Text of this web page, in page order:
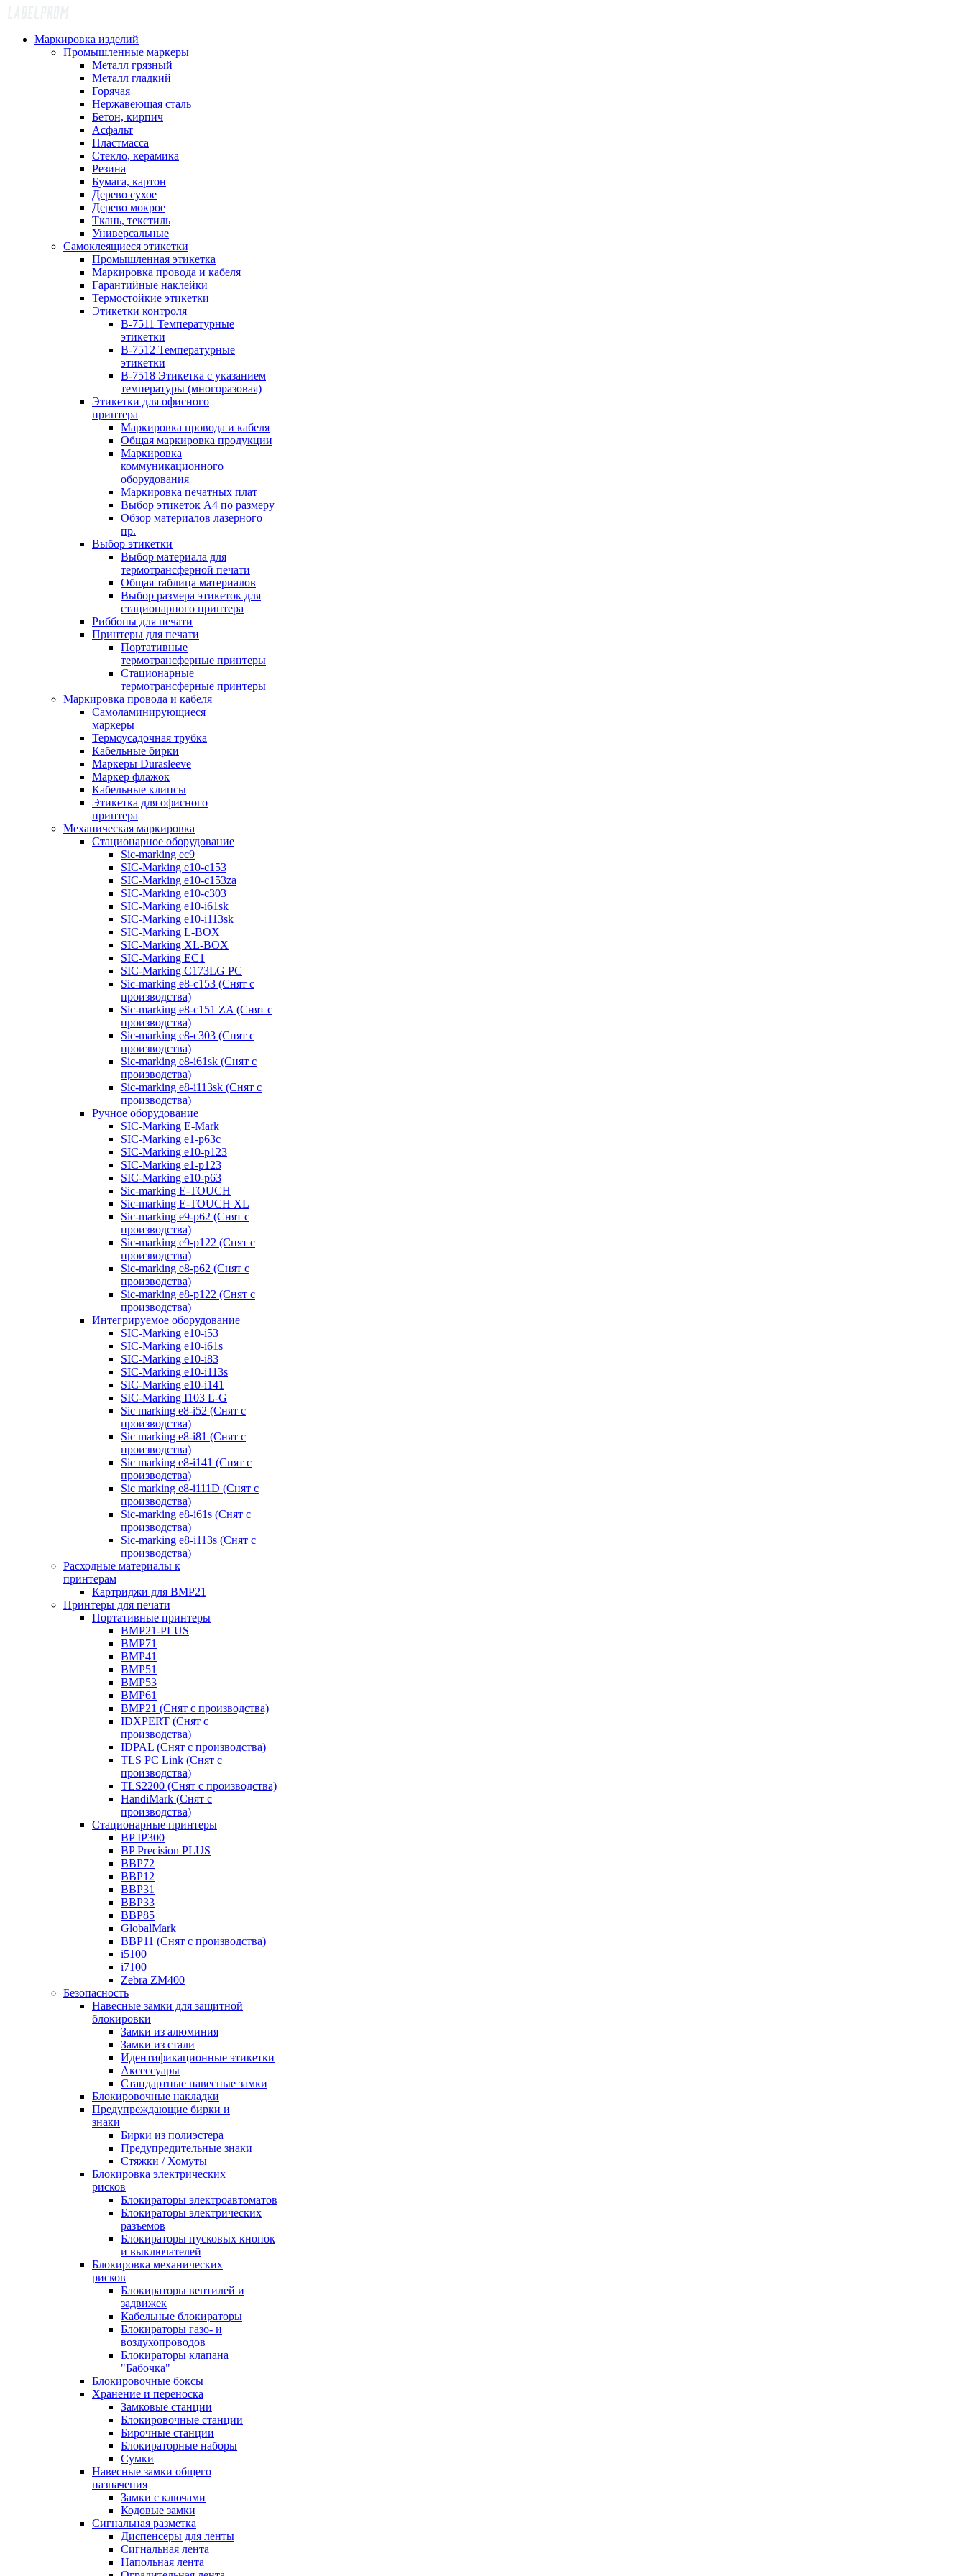
Маркировка изделий
Промышленные маркеры
Металл грязный
Металл гладкий
Горячая
Нержавеющая сталь
Бетон, кирпич
Асфальт
Пластмасса
Стекло, керамика
Резина
Бумага, картон
Дерево сухое
Дерево мокрое
Ткань, текстиль
Универсальные
Самоклеящиеся этикетки
Промышленная этикетка
Маркировка провода и кабеля
Гарантийные наклейки
Термостойкие этикетки
Этикетки контроля
B-7511 Температурные
этикетки
B-7512 Температурные
этикетки
B-7518 Этикетка с указанием
температуры (многоразовая)
Этикетки для офисного
принтера
Маркировка провода и кабеля
Общая маркировка продукции
Маркировка
коммуникационного
оборудования
Маркировка печатных плат
Выбор этикеток А4 по размеру
Обзор материалов лазерного
пр.
Выбор этикетки
Выбор материала для
термотрансферной печати
Общая таблица материалов
Выбор размера этикеток для
стационарного принтера
Риббоны для печати
Принтеры для печати
Портативные
термотрансферные принтеры
Стационарные
термотрансферные принтеры
Маркировка провода и кабеля
Самоламинирующиеся
маркеры
Термоусадочная трубка
Кабельные бирки
Маркеры Durasleeve
Маркер флажок
Кабельные клипсы
Этикетка для офисного
принтера
Механическая маркировка
Стационарное оборудование
Sic-marking ec9
SIC-Marking e10-c153
SIC-Marking e10-c153za
SIC-Marking e10-c303
SIC-Marking e10-i61sk
SIC-Marking e10-i113sk
SIC-Marking L-BOX
SIC-Marking XL-BOX
SIC-Marking EC1
SIC-Marking C173LG PC
Sic-marking e8-c153 (Снят с
производства)
Sic-marking e8-c151 ZA (Снят с
производства)
Sic-marking e8-c303 (Снят с
производства)
Sic-marking e8-i61sk (Снят с
производства)
Sic-marking e8-i113sk (Снят с
производства)
Ручное оборудование
SIC-Marking E-Mark
SIC-Marking e1-p63с
SIC-Marking e10-p123
SIC-Marking e1-p123
SIC-Marking e10-p63
Sic-marking E-TOUCH
Sic-marking E-TOUCH XL
Sic-marking e9-p62 (Снят с
производства)
Sic-marking e9-p122 (Снят с
производства)
Sic-marking e8-p62 (Снят с
производства)
Sic-marking e8-p122 (Снят с
производства)
Интегрируемое оборудование
SIC-Marking e10-i53
SIC-Marking e10-i61s
SIC-Marking e10-i83
SIC-Marking e10-i113s
SIC-Marking e10-i141
SIC-Marking I103 L-G
Sic marking e8-i52 (Снят с
производства)
Sic marking e8-i81 (Снят с
производства)
Sic marking e8-i141 (Снят с
производства)
Sic marking e8-i111D (Снят с
производства)
Sic-marking e8-i61s (Снят с
производства)
Sic-marking e8-i113s (Снят с
производства)
Расходные материалы к
принтерам
Картриджи для BMP21
Принтеры для печати
Портативные принтеры
BMP21-PLUS
BMP71
BMP41
BMP51
BMP53
BMP61
BMP21 (Снят с производства)
IDXPERT (Снят с
производства)
IDPAL (Снят с производства)
TLS PC Link (Снят с
производства)
TLS2200 (Снят с производства)
HandiMark (Снят с
производства)
Стационарные принтеры
BP IP300
BP Precision PLUS
BBP72
BBP12
BBP31
BBP33
BBP85
GlobalMark
BBP11 (Снят с производства)
i5100
i7100
Zebra ZM400
Безопасность
Навесные замки для защитной
блокировки
Замки из алюминия
Замки из стали
Идентификационные этикетки
Аксессуары
Стандартные навесные замки
Блокировочные накладки
Предупреждающие бирки и
знаки
Бирки из полиэстера
Предупредительные знаки
Стяжки / Хомуты
Блокировка электрических
рисков
Блокираторы электроавтоматов
Блокираторы электрических
разъемов
Блокираторы пусковых кнопок
и выключателей
Блокировка механических
рисков
Блокираторы вентилей и
задвижек
Кабельные блокираторы
Блокираторы газо- и
воздухопроводов
Блокираторы клапана
"Бабочка"
Блокировочные боксы
Хранение и переноска
Замковые станции
Блокировочные станции
Бирочные станции
Блокираторные наборы
Сумки
Навесные замки общего
назначения
Замки с ключами
Кодовые замки
Сигнальная разметка
Диспенсеры для ленты
Сигнальная лента
Напольная лента